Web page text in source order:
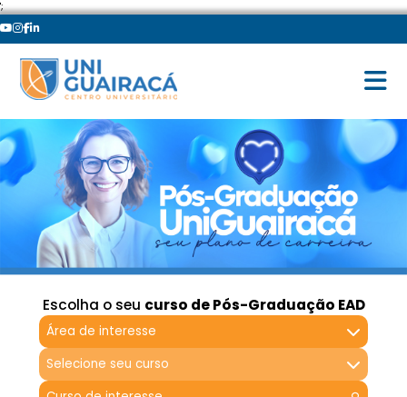
';
Escolha o seu curso de Pós-Graduação EAD
Área de interesse
Selecione seu curso